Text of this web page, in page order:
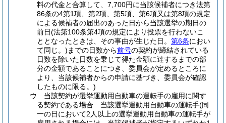
料の代金と合算して、7,700円に当該候補者につき法第
86条の4第1項、第2項、第5項、第6項又は第8項の規定
による候補者の届出のあった日から当該選挙の期日の
前日(法第100条第4項の規定により投票を行わないこ
ととなったときは、その事由が生じた日。 第6条におい
て同じ。) までの日数から前号の契約が締結されている
日数を除いた日数を乗じて得た金額に達するまでの部
分の金額であることにつき、委員会が定めるところに
より、当該候補者からの申請に基づき、委員会が確認
したものに限る。)
ウ
当該契約が選挙運動用自動車の運転手の雇用に関す
る契約である場合 当該選挙運動用自動車の運転手(同
一の日において2人以上の選挙運動用自動車の運転手が